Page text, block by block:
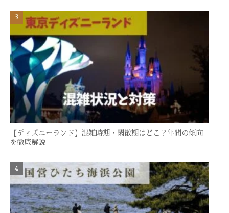
【ディズニーランド】混雑時期・閑散期はどこ？年間の傾向
を徹底解説